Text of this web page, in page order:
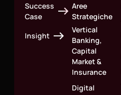
Success
Case
Insight
Aree
Strategiche
Vertical
Banking,
Capital
Market &
Insurance
Digital